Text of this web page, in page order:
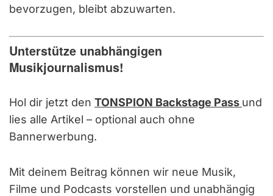
bevorzugen, bleibt abzuwarten.
Unterstütze unabhängigen
Musikjournalismus!
Hol dir jetzt den TONSPION Backstage Pass und
lies alle Artikel – optional auch ohne
Bannerwerbung.
Mit deinem Beitrag können wir neue Musik,
Filme und Podcasts vorstellen und unabhängig